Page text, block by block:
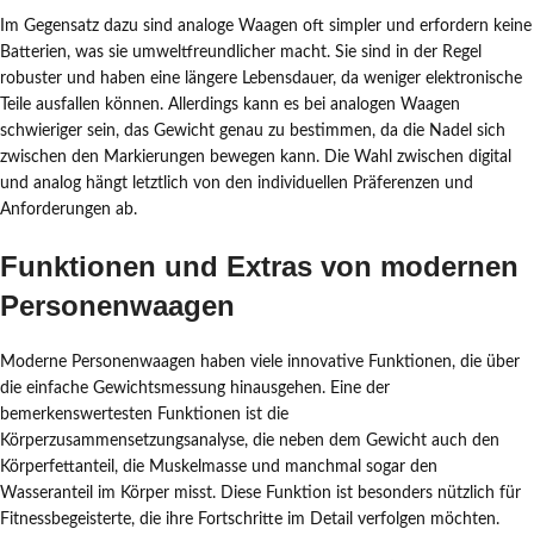
Im Gegensatz dazu sind analoge Waagen oft simpler und erfordern keine
Batterien, was sie umweltfreundlicher macht. Sie sind in der Regel
robuster und haben eine längere Lebensdauer, da weniger elektronische
Teile ausfallen können. Allerdings kann es bei analogen Waagen
schwieriger sein, das Gewicht genau zu bestimmen, da die Nadel sich
zwischen den Markierungen bewegen kann. Die Wahl zwischen digital
und analog hängt letztlich von den individuellen Präferenzen und
Anforderungen ab.
Funktionen und Extras von modernen
Personenwaagen
Moderne Personenwaagen haben viele innovative Funktionen, die über
die einfache Gewichtsmessung hinausgehen. Eine der
bemerkenswertesten Funktionen ist die
Körperzusammensetzungsanalyse, die neben dem Gewicht auch den
Körperfettanteil, die Muskelmasse und manchmal sogar den
Wasseranteil im Körper misst. Diese Funktion ist besonders nützlich für
Fitnessbegeisterte, die ihre Fortschritte im Detail verfolgen möchten.